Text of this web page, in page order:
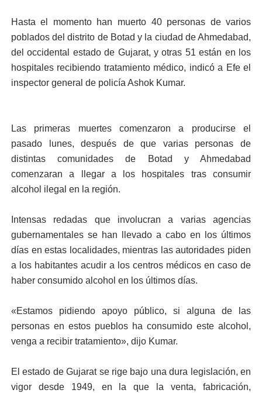
Hasta el momento han muerto 40 personas de varios
poblados del distrito de Botad y la ciudad de Ahmedabad,
del occidental estado de Gujarat, y otras 51 están en los
hospitales recibiendo tratamiento médico, indicó a Efe el
inspector general de policía Ashok Kumar.
Las primeras muertes comenzaron a producirse el
pasado lunes, después de que varias personas de
distintas comunidades de Botad y Ahmedabad
comenzaran a llegar a los hospitales tras consumir
alcohol ilegal en la región.
Intensas redadas que involucran a varias agencias
gubernamentales se han llevado a cabo en los últimos
días en estas localidades, mientras las autoridades piden
a los habitantes acudir a los centros médicos en caso de
haber consumido alcohol en los últimos días.
«Estamos pidiendo apoyo público, si alguna de las
personas en estos pueblos ha consumido este alcohol,
venga a recibir tratamiento», dijo Kumar.
El estado de Gujarat se rige bajo una dura legislación, en
vigor desde 1949, en la que la venta, fabricación,